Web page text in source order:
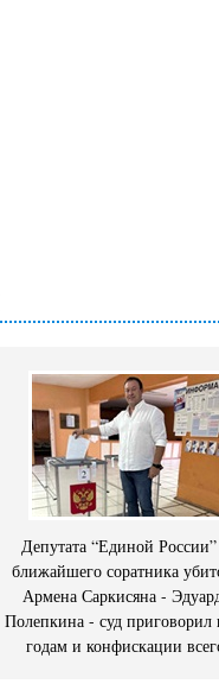
Депутата “Единой
ближайшего соратника
Армена Саркисяна -
Полепкина - суд приговорил
годам и конфискации